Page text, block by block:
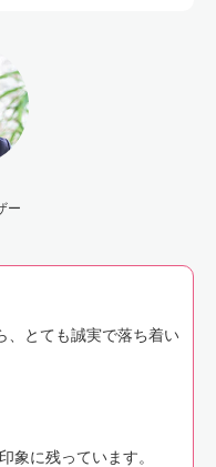
ー
、とても誠実で落ち着い
象に残っています。